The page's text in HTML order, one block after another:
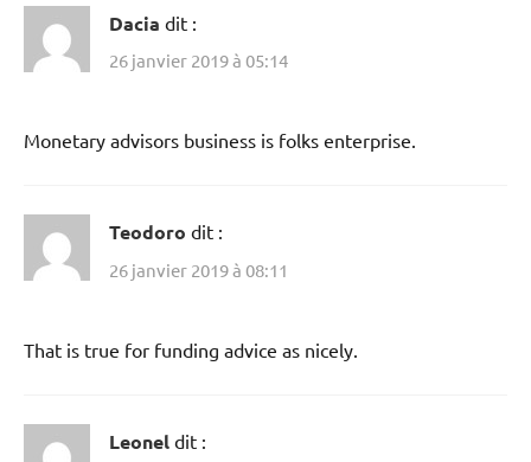
Dacia dit :
26 janvier 2019 à 05:14
Monetary advisors business is folks enterprise.
Teodoro dit :
26 janvier 2019 à 08:11
That is true for funding advice as nicely.
Leonel dit :